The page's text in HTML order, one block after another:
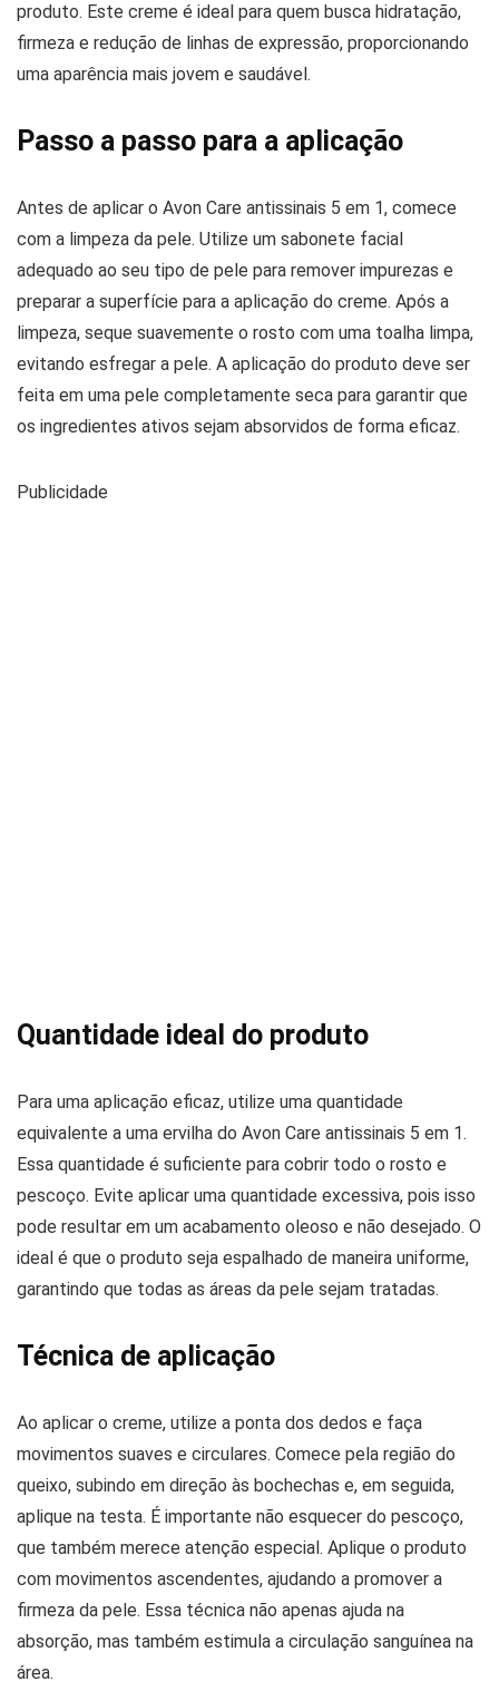
produto. Este creme é ideal para quem busca hidratação,
firmeza e redução de linhas de expressão, proporcionando
uma aparência mais jovem e saudável.
Passo a passo para a aplicação
Antes de aplicar o Avon Care antissinais 5 em 1, comece
com a limpeza da pele. Utilize um sabonete facial
adequado ao seu tipo de pele para remover impurezas e
preparar a superfície para a aplicação do creme. Após a
limpeza, seque suavemente o rosto com uma toalha limpa,
evitando esfregar a pele. A aplicação do produto deve ser
feita em uma pele completamente seca para garantir que
os ingredientes ativos sejam absorvidos de forma eficaz.
Publicidade
Quantidade ideal do produto
Para uma aplicação eficaz, utilize uma quantidade
equivalente a uma ervilha do Avon Care antissinais 5 em 1.
Essa quantidade é suficiente para cobrir todo o rosto e
pescoço. Evite aplicar uma quantidade excessiva, pois isso
pode resultar em um acabamento oleoso e não desejado. O
ideal é que o produto seja espalhado de maneira uniforme,
garantindo que todas as áreas da pele sejam tratadas.
Técnica de aplicação
Ao aplicar o creme, utilize a ponta dos dedos e faça
movimentos suaves e circulares. Comece pela região do
queixo, subindo em direção às bochechas e, em seguida,
aplique na testa. É importante não esquecer do pescoço,
que também merece atenção especial. Aplique o produto
com movimentos ascendentes, ajudando a promover a
firmeza da pele. Essa técnica não apenas ajuda na
absorção, mas também estimula a circulação sanguínea na
área.